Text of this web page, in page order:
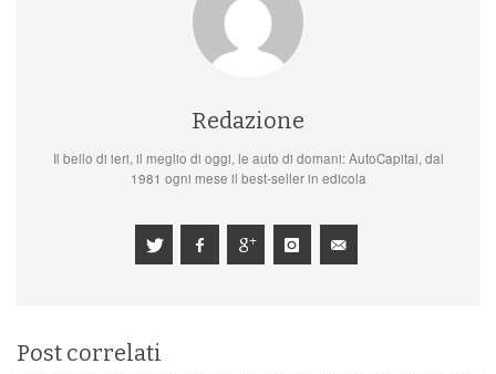
Redazione
Il bello di ieri, il meglio di oggi, le auto di domani: AutoCapital, dal
1981 ogni mese il best-seller in edicola
Post correlati